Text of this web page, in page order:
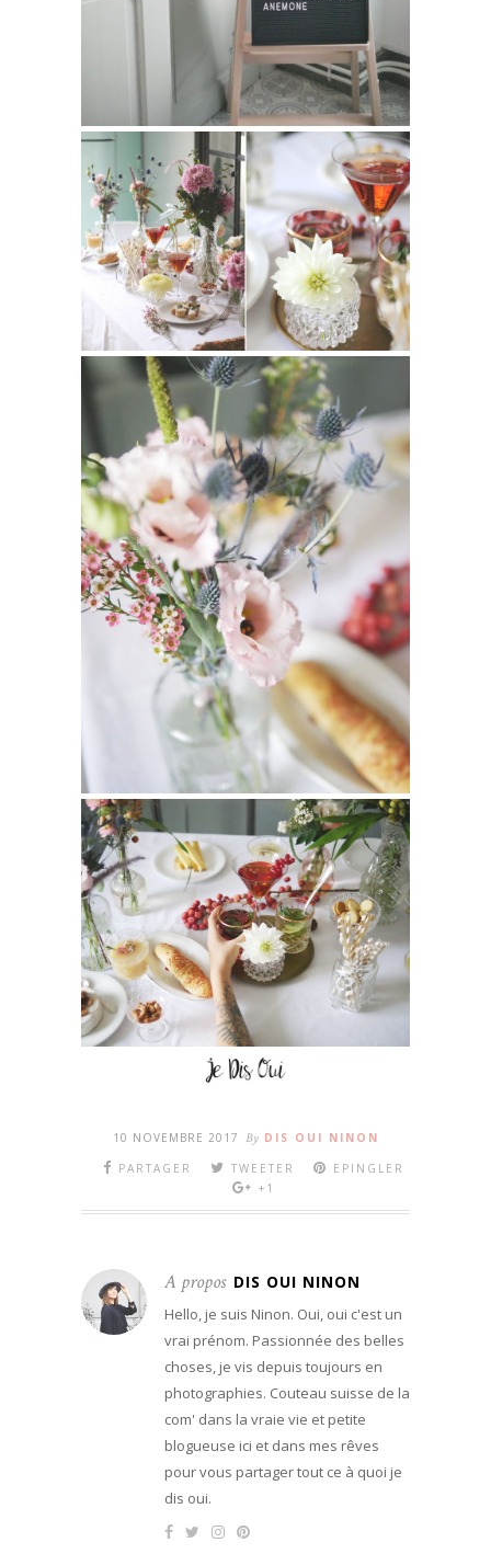
10 NOVEMBRE 2017 By DIS OUI NINON
PARTAGER
TWEETER
EPINGLER
+1
A propos DIS OUI NINON
Hello, je suis Ninon. Oui, oui c'est un
vrai prénom. Passionnée des belles
choses, je vis depuis toujours en
photographies. Couteau suisse de la
com' dans la vraie vie et petite
blogueuse ici et dans mes rêves
pour vous partager tout ce à quoi je
dis oui.